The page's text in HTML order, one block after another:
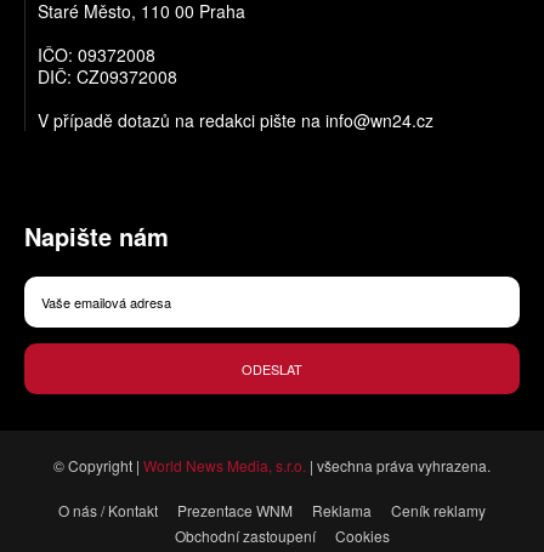
Staré Město, 110 00 Praha
IČO: 09372008
DIČ: CZ09372008
V případě dotazů na redakci pište na info@wn24.cz
Napište nám
ODESLAT
© Copyright | World News Media, s.r.o. | všechna práva vyhrazena.
O nás / Kontakt Prezentace WNM Reklama
Ceník reklamy
Obchodní zastoupení
Cookies